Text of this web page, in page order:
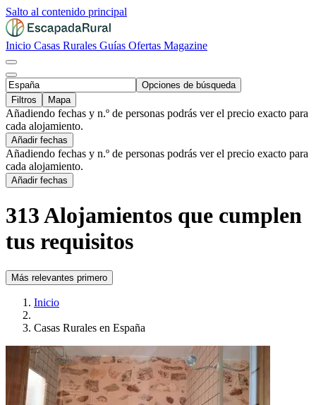
Salto al contenido principal
Inicio Casas Rurales Guías Ofertas Magazine
Opciones de búsqueda
Filtros
Mapa
Añadiendo fechas y n.º de personas podrás ver el precio exacto para
cada alojamiento.
Añadir fechas
Añadiendo fechas y n.º de personas podrás ver el precio exacto para
cada alojamiento.
Añadir fechas
313 Alojamientos que cumplen
tus requisitos
Más relevantes primero
Inicio
Casas Rurales en España